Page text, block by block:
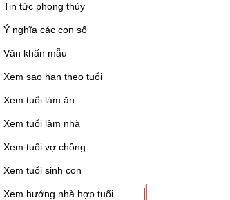
Tin tức phong thủy
Ý nghĩa các con số
Văn khấn mẫu
Xem sao hạn theo tuổi
Xem tuổi làm ăn
Xem tuổi làm nhà
Xem tuổi vợ chồng
Xem tuổi sinh con
Xem hướng nhà hợp tuổi